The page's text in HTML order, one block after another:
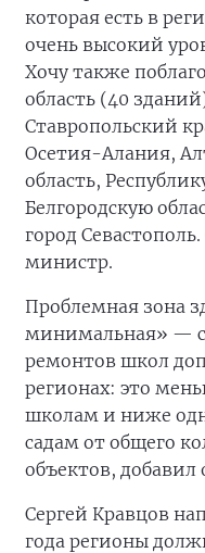
которая есть в
очень высокий
Хочу также
область (40
Ставропольский
Осетия-Алания,
область,
Белгородскую
город
министр.
Проблемная зона
минимальная» —
ремонтов школ
регионах: это
школам и ниже
садам от общего
объектов, добавил
Сергей Кравцов
года регионы